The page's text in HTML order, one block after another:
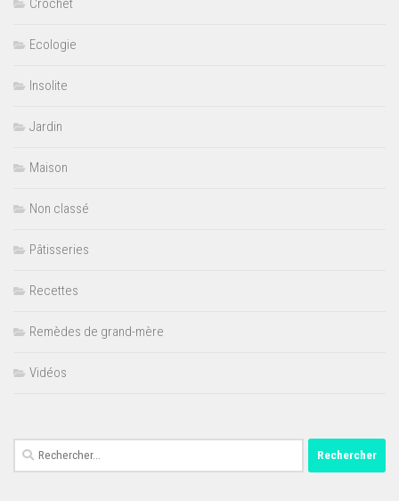
Crochet
Ecologie
Insolite
Jardin
Maison
Non classé
Pâtisseries
Recettes
Remèdes de grand-mère
Vidéos
Rechercher :